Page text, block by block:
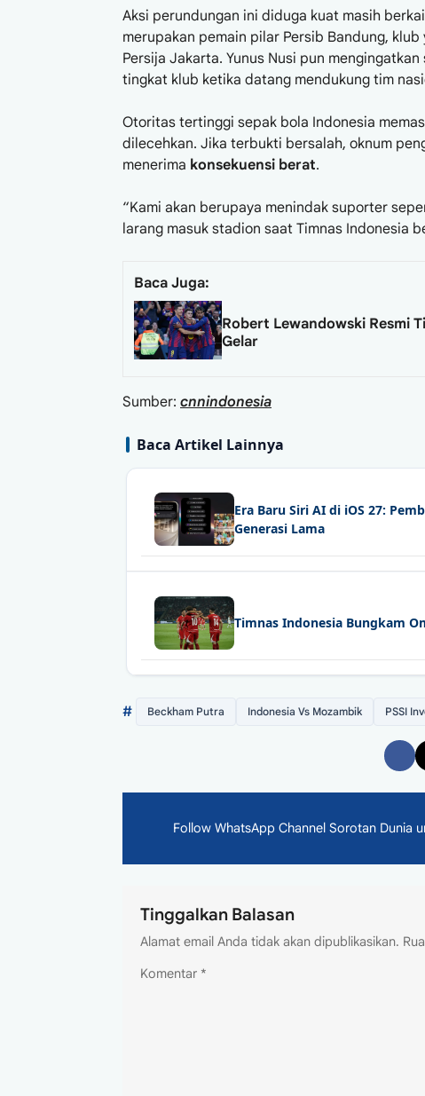
Aksi perundungan ini diduga kuat masih
merupakan pemain pilar Persib Bandung,
Persija Jakarta. Yunus Nusi pun
tingkat klub ketika datang mendukung tim
Otoritas tertinggi sepak bola Indonesia
dilecehkan. Jika terbukti bersalah, oknum
menerima konsekuensi berat.
“Kami akan berupaya menindak suporter
larang masuk stadion saat Timnas Indonesia
Baca Juga:
Robert Lewandowski Resmi
Gelar
Sumber: cnnindonesia
Baca Artikel Lainnya
Era Baru Siri AI di iOS 27:
Generasi Lama
Timnas Indonesia Bungkam
# Beckham Putra Indonesia Vs Mozambik PSSI
Follow WhatsApp Channel Sorotan Dunia
Tinggalkan Balasan
Alamat email Anda tidak akan dipublikasikan.
Komentar *